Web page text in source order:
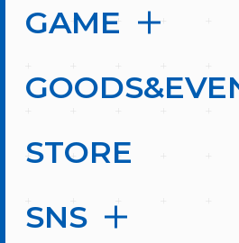
GAME
STORE
SNS